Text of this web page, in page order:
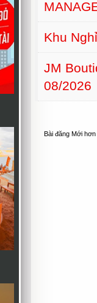
Khu
JM
08/2026
Bài đăng Mới hơn